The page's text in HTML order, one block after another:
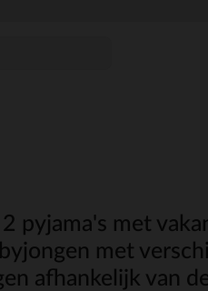
2 pyjama's met
met
afhankelijk van